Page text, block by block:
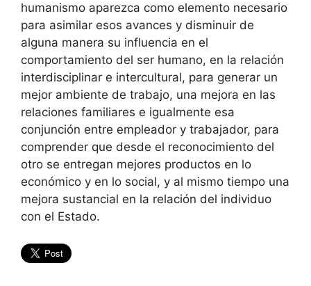
humanismo aparezca como elemento necesario
para asimilar esos avances y disminuir de
alguna manera su influencia en el
comportamiento del ser humano, en la relación
interdisciplinar e intercultural, para generar un
mejor ambiente de trabajo, una mejora en las
relaciones familiares e igualmente esa
conjunción entre empleador y trabajador, para
comprender que desde el reconocimiento del
otro se entregan mejores productos en lo
económico y en lo social, y al mismo tiempo una
mejora sustancial en la relación del individuo
con el Estado.